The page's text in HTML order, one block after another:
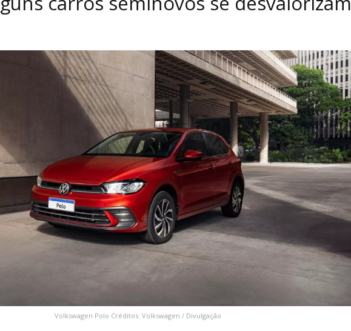
Volkswagen Polo Créditos: Volkswagen / Divulgação